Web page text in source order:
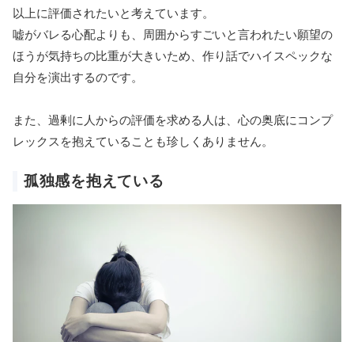
以上に評価されたいと考えています。
嘘がバレる心配よりも、周囲からすごいと言われたい願望の
ほうが気持ちの比重が大きいため、作り話でハイスペックな
自分を演出するのです。
また、過剰に人からの評価を求める人は、心の奥底にコンプ
レックスを抱えていることも珍しくありません。
孤独感を抱えている